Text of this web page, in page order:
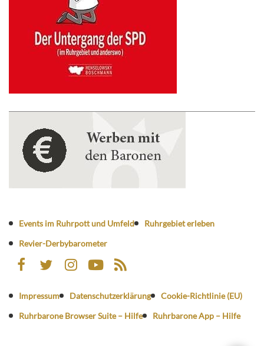
Events im Ruhrpott und Umfeld
Ruhrgebiet erleben
Revier-Derbybarometer
Impressum Datenschutzerklärung
Cookie-Richtlinie (EU)
Ruhrbarone Browser Suite – Hilfe
Ruhrbarone App – Hilfe